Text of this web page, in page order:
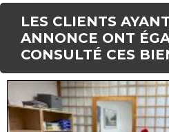
LES CLIENTS
ANNONCE ONT
CONSULTÉ CES